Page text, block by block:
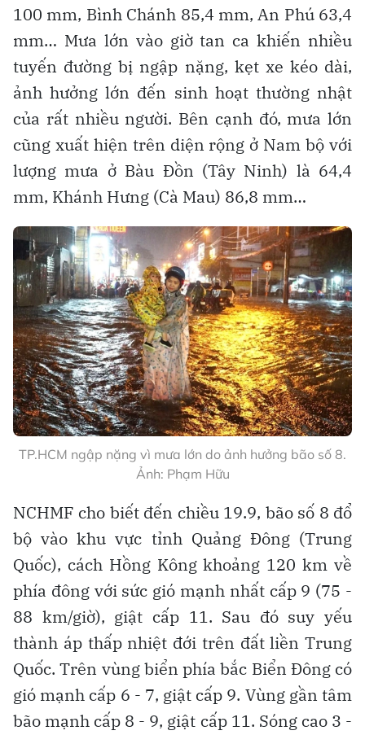
100 mm, Bình Chánh 85,4 mm, An Phú 63,4
mm… Mưa lớn vào giờ tan ca khiến nhiều
tuyến đường bị ngập nặng, kẹt xe kéo dài,
ảnh hưởng lớn đến sinh hoạt thường nhật
của rất nhiều người. Bên cạnh đó, mưa lớn
cũng xuất hiện trên diện rộng ở Nam bộ với
lượng mưa ở Bàu Đồn (Tây Ninh) là 64,4
mm, Khánh Hưng (Cà Mau) 86,8 mm…
TP.HCM ngập nặng vì mưa lớn do ảnh hưởng bão số 8.
Ảnh: Phạm Hữu
NCHMF cho biết đến chiều 19.9, bão số 8 đổ
bộ vào khu vực tỉnh Quảng Đông (Trung
Quốc), cách Hồng Kông khoảng 120 km về
phía đông với sức gió mạnh nhất cấp 9 (75 -
88 km/giờ), giật cấp 11. Sau đó suy yếu
thành áp thấp nhiệt đới trên đất liền Trung
Quốc. Trên vùng biển phía bắc Biển Đông có
gió mạnh cấp 6 - 7, giật cấp 9. Vùng gần tâm
bão mạnh cấp 8 - 9, giật cấp 11. Sóng cao 3 -